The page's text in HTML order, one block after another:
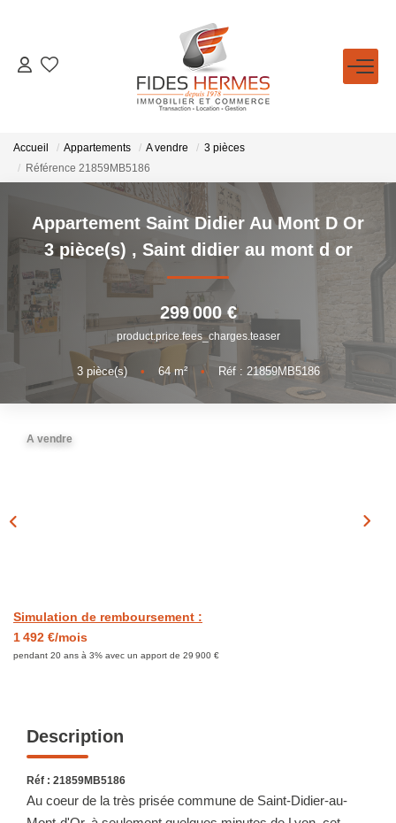
GESTION / LOCATION
ACHETER
LOUER
ESTIMATION
NOTRE AGENCE
Qui Sommes-Nous
Nos Conseillers
Accueil Appartements A vendre
3 pièces
Référence 21859MB5186
Appartement Saint Didier Au Mont D Or
3 pièce(s) , Saint didier au mont d or
299 000 €
product.price.fees_charges.teaser
3pièce(s) • 64m² • Réf : 21859MB5186
A vendre
Simulation de remboursement :
1 492 €/mois
pendant 20 ans à 3% avec un apport de 29 900 €
Description
Réf : 21859MB5186
Au coeur de la très prisée commune de Saint-Didier-au-